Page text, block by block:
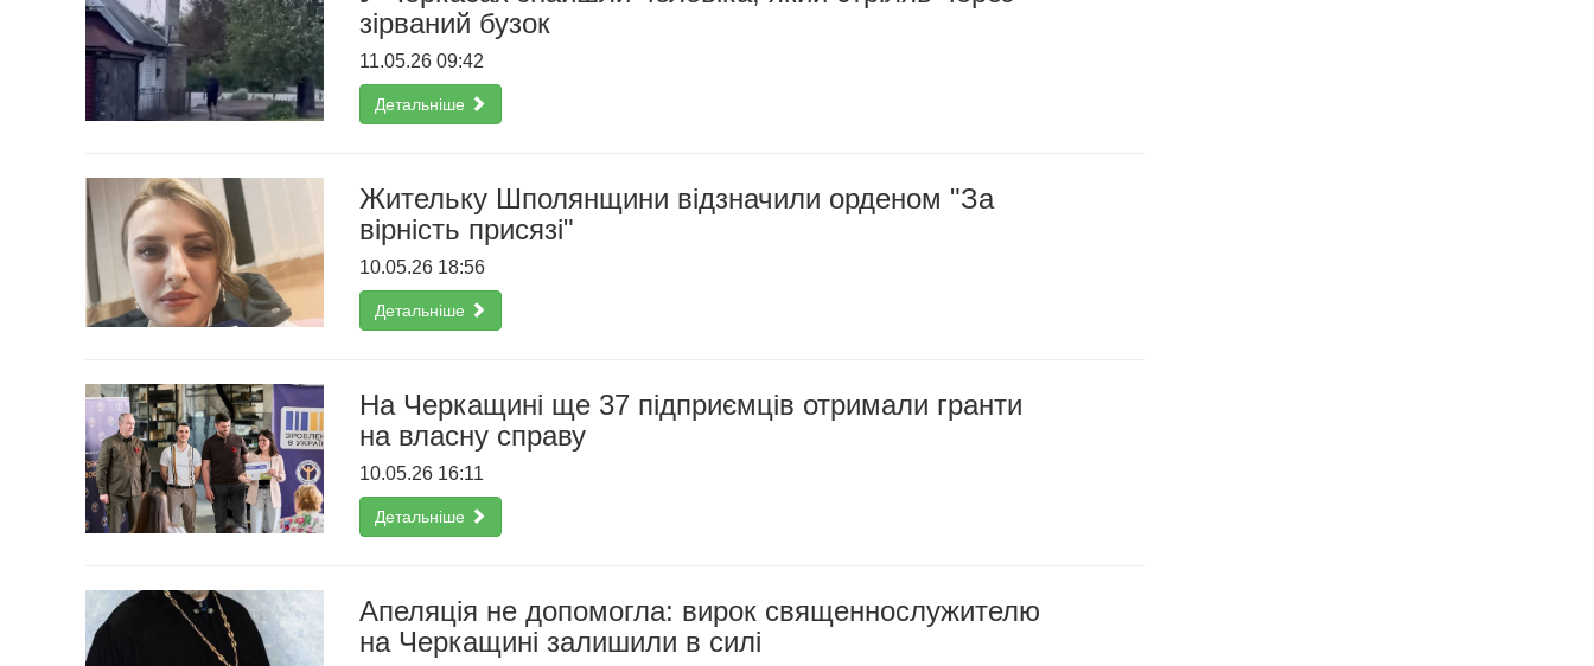
зірваний бузок
11.05.26 09:42
Детальніше
Жительку Шполянщини відзначили орденом "За
вірність присязі"
10.05.26 18:56
Детальніше
На Черкащині ще 37 підприємців отримали гранти
на власну справу
10.05.26 16:11
Детальніше
Апеляція не допомогла: вирок священнослужителю
на Черкащині залишили в силі